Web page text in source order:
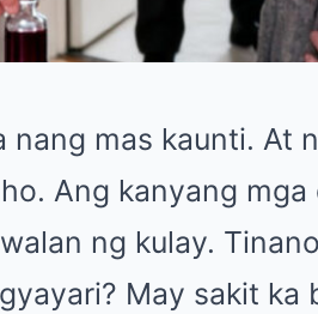
nang mas kaunti. At
Ang kanyang mga
ng kulay.
May sakit ka